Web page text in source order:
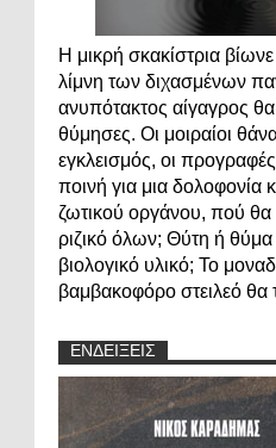
Η μικρή σκακίστρια
λίμνη των διχασμένων
ανυπότακτος αίγαγρος
θύμησες. Οι μοιραίοι
εγκλεισμός, οι
ποινή για μια δολοφονία
ζωτικού οργάνου, πού θα
ριζικό όλων; Θύτη ή
βιολογικό υλικό; Το
βαμβακοφόρο στειλεό θα
ΕΝΔΕΙΞΕΙΣ